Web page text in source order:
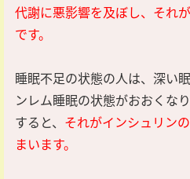
代謝に悪影響を及ぼし、それ
です。
睡眠不足の状態の人は、深い
ンレム睡眠の状態がおおくなり
すると、 それがインシュリン
まいます。